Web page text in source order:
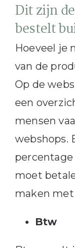
Dit zijn
bestelt
Hoeveel je
van de
Op de
een
mensen
webshops.
moet
maken
Btw